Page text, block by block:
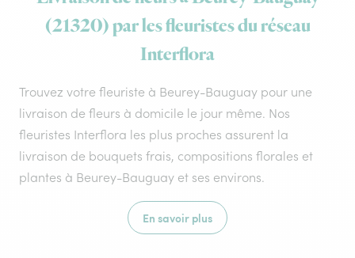
(21320) par les fleuristes du réseau
Interflora
Trouvez votre fleuriste à Beurey-Bauguay pour une
livraison de fleurs à domicile le jour même. Nos
fleuristes Interflora les plus proches assurent la
livraison de bouquets frais, compositions florales et
plantes à Beurey-Bauguay et ses environs.
En savoir plus